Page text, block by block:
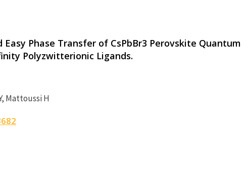
Phase Transfer of CsPbBr3 Perovskite Quantum
Polyzwitterionic Ligands.
Mattoussi H